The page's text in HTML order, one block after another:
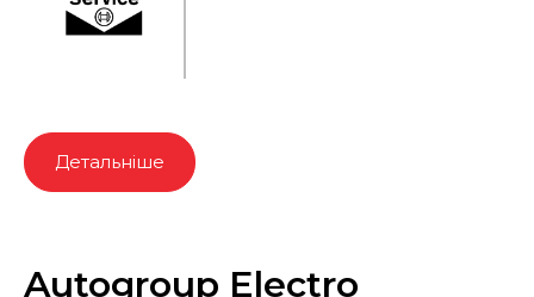
Детальніше
Autogroup Electro